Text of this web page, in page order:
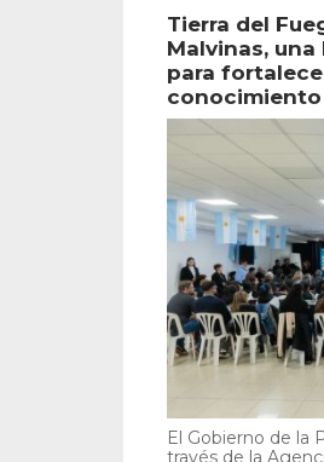
Tierra del
Malvinas,
para
conocimiento
El Gobierno de la
través de la